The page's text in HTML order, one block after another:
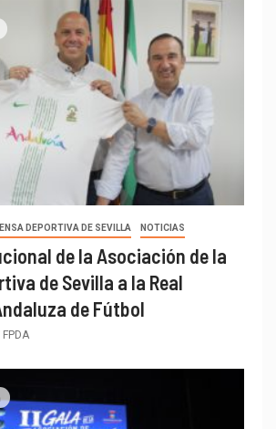
DEPORTIVA DE SEVILLA NOTICIAS
de la Asociación de la
de Sevilla a la Real
de Fútbol
FPDA